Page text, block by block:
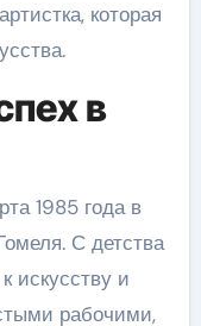
которая
в
1985 года в
С детства
искусству и
рабочими,